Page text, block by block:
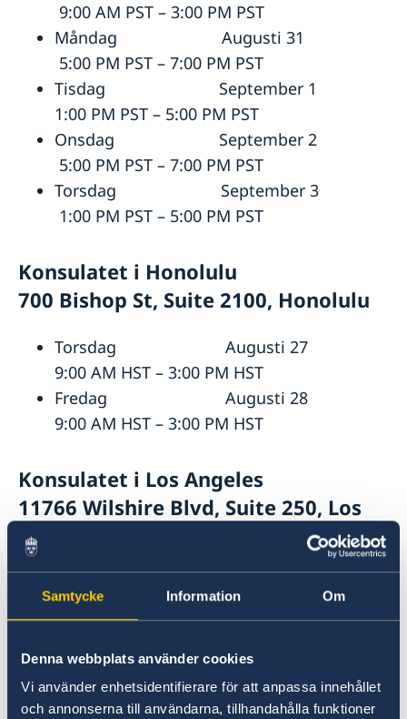
Samtycke Information Om
Denna webbplats använder cookies
Vi använder enhetsidentifierare för att anpassa innehållet
och annonserna till användarna, tillhandahålla funktioner
9:00 AM PST – 3:00 PM PST
Måndag Augusti 31
5:00 PM PST – 7:00 PM PST
Tisdag September 1
1:00 PM PST – 5:00 PM PST
Onsdag September 2
5:00 PM PST – 7:00 PM PST
Torsdag September 3
1:00 PM PST – 5:00 PM PST
Konsulatet i Honolulu
700 Bishop St, Suite 2100, Honolulu
Torsdag Augusti 27
9:00 AM HST – 3:00 PM HST
Fredag Augusti 28
9:00 AM HST – 3:00 PM HST
Konsulatet i Los Angeles
11766 Wilshire Blvd, Suite 250, Los
Angeles
11:00 AM PST – 7:00 PM PST
10:00 AM PST – 4:00 PM PST
Måndag Augusti 24
10:00 AM PST – 4:00 PM PST